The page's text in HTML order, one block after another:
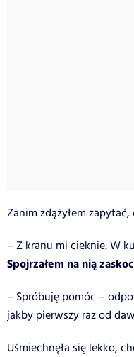
Zanim zdążyłem
– Z kranu mi cieknie. W
Spojrzałem na nią
– Spróbuję pomóc –
jakby pierwszy raz od
Uśmiechnęła się lekko,